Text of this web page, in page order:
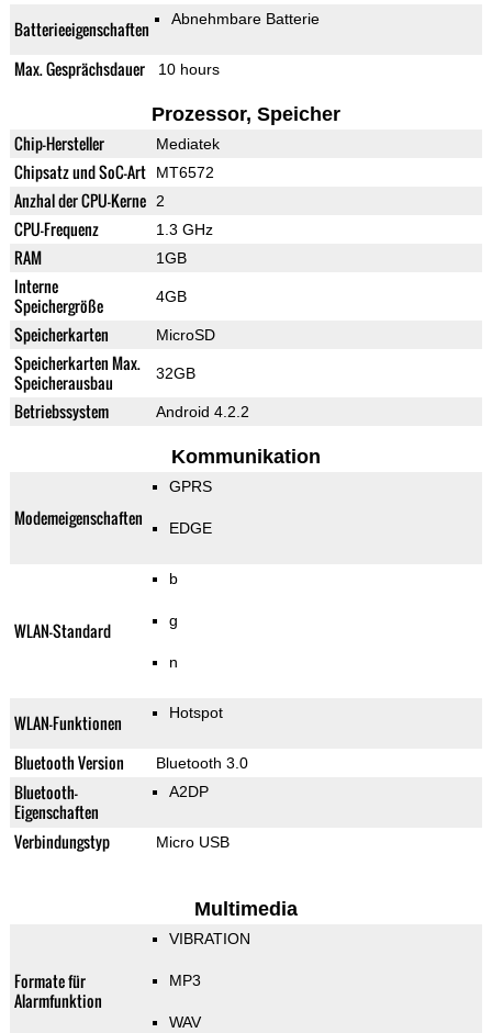
Batterieeigenschaften
Abnehmbare Batterie
Max. Gesprächsdauer 10 hours
Prozessor, Speicher
Chip-Hersteller Mediatek
Chipsatz und SoC-Art MT6572
Anzhal der CPU-Kerne 2
CPU-Frequenz 1.3 GHz
RAM 1GB
Interne
Speichergröße
4GB
Speicherkarten MicroSD
Speicherkarten Max.
Speicherausbau
32GB
Betriebssystem Android 4.2.2
Kommunikation
Modemeigenschaften
GPRS
EDGE
WLAN-Standard
b
g
n
WLAN-Funktionen Hotspot
Bluetooth Version Bluetooth 3.0
Bluetooth-
Eigenschaften
A2DP
Verbindungstyp Micro USB
Multimedia
Formate für
Alarmfunktion
VIBRATION
MP3
WAV